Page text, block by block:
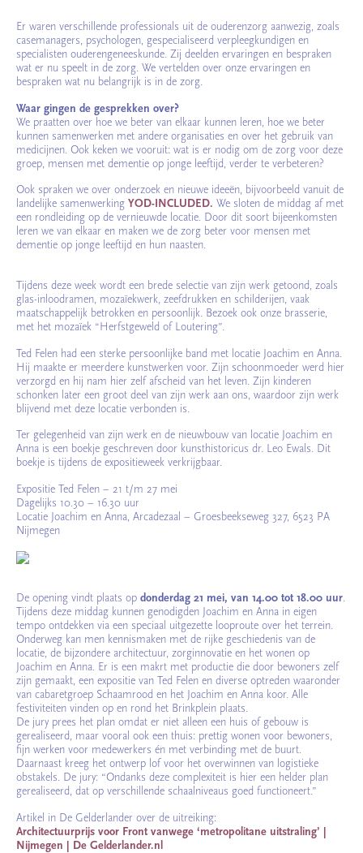
Er waren verschillende professionals uit de ouderenzorg aanwezig, zoals
casemanagers, psychologen, gespecialiseerd verpleegkundigen en
specialisten ouderengeneeskunde. Zij deelden ervaringen en bespraken
wat er nu speelt in de zorg. We vertelden over onze ervaringen en
bespraken wat nu belangrijk is in de zorg.
Waar gingen de gesprekken over?
We praatten over hoe we beter van elkaar kunnen leren, hoe we beter
kunnen samenwerken met andere organisaties en over het gebruik van
medicijnen. Ook keken we vooruit: wat is er nodig om de zorg voor deze
groep, mensen met dementie op jonge leeftijd, verder te verbeteren?
Ook spraken we over onderzoek en nieuwe ideeën, bijvoorbeeld vanuit de
landelijke samenwerking YOD-INCLUDED. We sloten de middag af met
een rondleiding op de vernieuwde locatie. Door dit soort bijeenkomsten
leren we van elkaar en maken we de zorg beter voor mensen met
dementie op jonge leeftijd en hun naasten.
Tijdens deze week wordt een brede selectie van zijn werk getoond, zoals
glas-inloodramen, mozaïekwerk, zeefdrukken en schilderijen, vaak
maatschappelijk betrokken en persoonlijk. Bezoek ook onze brasserie,
met het mozaïek “Herfstgeweld of Loutering”.
Ted Felen had een sterke persoonlijke band met locatie Joachim en Anna.
Hij maakte er meerdere kunstwerken voor. Zijn schoonmoeder werd hier
verzorgd en hij nam hier zelf afscheid van het leven. Zijn kinderen
schonken later een groot deel van zijn werk aan ons, waardoor zijn werk
blijvend met deze locatie verbonden is.
Ter gelegenheid van zijn werk en de nieuwbouw van locatie Joachim en
Anna is een boekje geschreven door kunsthistoricus dr. Leo Ewals. Dit
boekje is tijdens de expositieweek verkrijgbaar.
Expositie Ted Felen – 21 t/m 27 mei
Dagelijks 10.30 – 16.30 uur
Locatie Joachim en Anna, Arcadezaal – Groesbeekseweg 327, 6523 PA
Nijmegen
De opening vindt plaats op donderdag 21 mei, van 14.00 tot 18.00 uur.
Tijdens deze middag kunnen genodigden Joachim en Anna in eigen
tempo ontdekken via een speciaal uitgezette looproute over het terrein.
Onderweg kan men kennismaken met de rijke geschiedenis van de
locatie, de bijzondere architectuur, zorginnovatie en het wonen op
Joachim en Anna. Er is een makrt met productie die door bewoners zelf
zijn gemaakt, een expositie van Ted Felen en diverse optreden waaronder
van cabaretgroep Schaamrood en het Joachim en Anna koor. Alle
festiviteiten vinden op en rond het Brinkplein plaats.
De jury prees het plan omdat er niet alleen een huis of gebouw is
gerealiseerd, maar vooral ook een thuis: prettig wonen voor bewoners,
fijn werken voor medewerkers én met verbinding met de buurt.
Daarnaast kreeg het ontwerp lof voor het overwinnen van logistieke
obstakels. De jury: “Ondanks deze complexiteit is hier een helder plan
gerealiseerd, dat op verschillende schaalniveaus goed functioneert.”
Artikel in De Gelderlander over de uitreiking:
Architectuurprijs voor Front vanwege ‘metropolitane uitstraling’ |
Nijmegen | De Gelderlander.nl